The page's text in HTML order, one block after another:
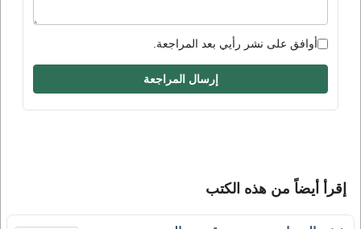
أوافق على نشر رأيي بعد المراجعة.
إرسال المراجعة
إقرأ أيضاً من هذه الكتب